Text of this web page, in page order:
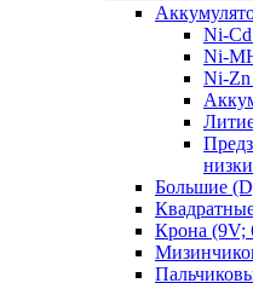
Ni-
Ni-
Ni-Zn
Большие
Крона (9V;